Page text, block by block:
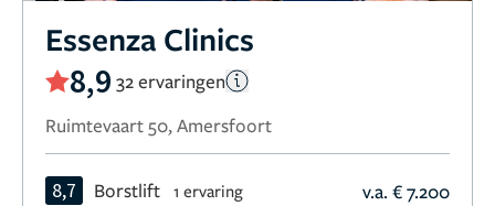
Essenza Clinics
8,9 32 ervaringen
Ruimtevaart 50, Amersfoort
8,7 Borstlift 1 ervaring v.a. € 7.200